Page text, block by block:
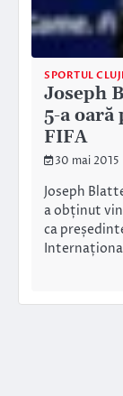
SPORTUL
Joseph
5-a oară
FIFA
30 mai 2015
Joseph
a obținut
ca